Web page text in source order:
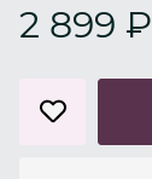
2 899 ₽